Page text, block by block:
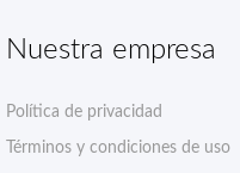
Nuestra empresa
Política de privacidad
Términos y condiciones de uso